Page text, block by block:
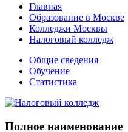
Главная
Образование в Москве
Колледжи Москвы
Налоговый колледж
Общие сведения
Обучение
Статистика
Полное наименование